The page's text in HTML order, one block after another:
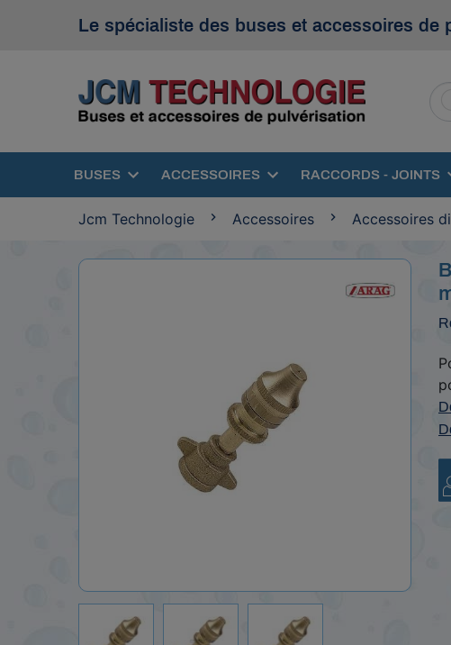
Le spécialiste des buses et accessoires de
BUSES ACCESSOIRES RACCORDS - JOINTS
Jcm Technologie Accessoires Accessoires